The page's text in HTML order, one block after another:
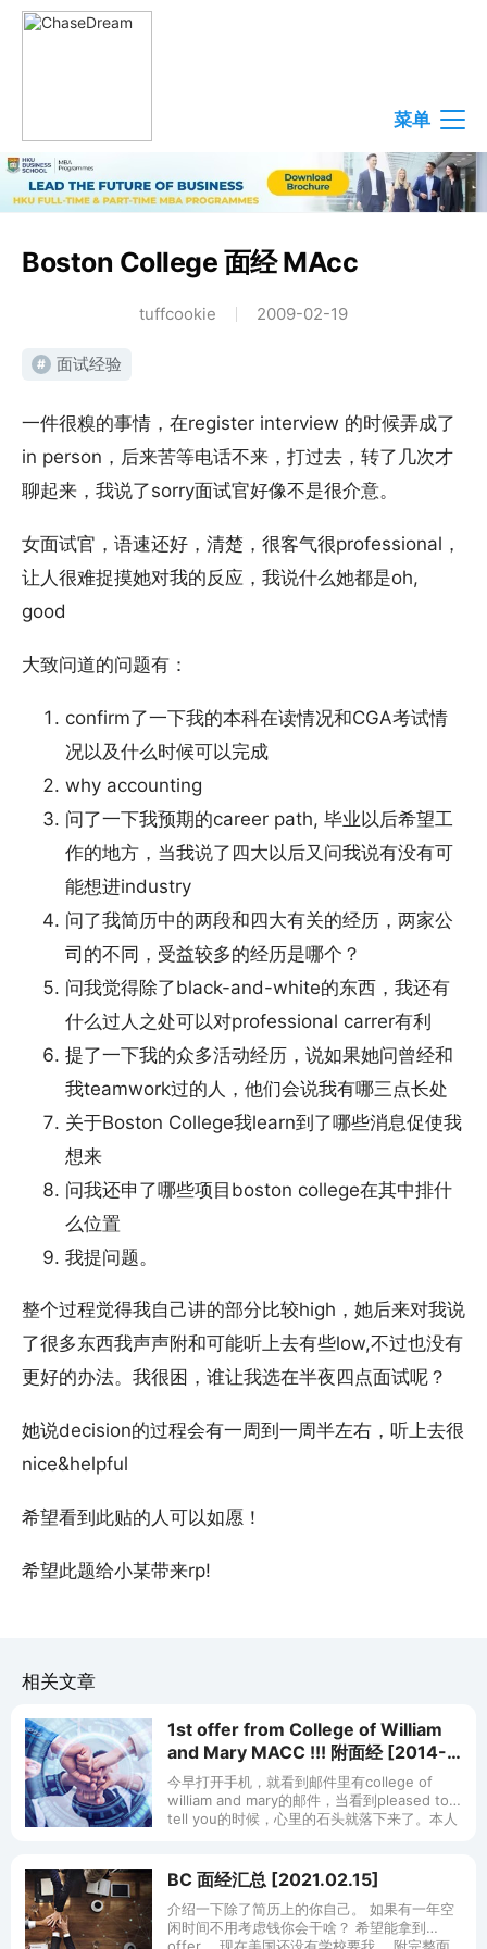
菜单
Boston College 面经 MAcc
tuffcookie 2009-02-19
# 面试经验
一件很糗的事情，在register interview 的时候弄成了
in person，后来苦等电话不来，打过去，转了几次才
聊起来，我说了sorry面试官好像不是很介意。
女面试官，语速还好，清楚，很客气很professional，
让人很难捉摸她对我的反应，我说什么她都是oh,
good
大致问道的问题有：
confirm了一下我的本科在读情况和CGA考试情
况以及什么时候可以完成
why accounting
问了一下我预期的career path, 毕业以后希望工
作的地方，当我说了四大以后又问我说有没有可
能想进industry
问了我简历中的两段和四大有关的经历，两家公
司的不同，受益较多的经历是哪个？
问我觉得除了black-and-white的东西，我还有
什么过人之处可以对professional carrer有利
提了一下我的众多活动经历，说如果她问曾经和
我teamwork过的人，他们会说我有哪三点长处
关于Boston College我learn到了哪些消息促使我
想来
问我还申了哪些项目boston college在其中排什
么位置
我提问题。
整个过程觉得我自己讲的部分比较high，她后来对我说
了很多东西我声声附和可能听上去有些low,不过也没有
更好的办法。我很困，谁让我选在半夜四点面试呢？
她说decision的过程会有一周到一周半左右，听上去很
nice&helpful
希望看到此贴的人可以如愿！
希望此题给小某带来rp!
相关文章
1st offer from College of William
and Mary MACC !!! 附面经 [2014-
02-06]
今早打开手机，就看到邮件里有college of
william and mary的邮件，当看到pleased to
tell you的时候，心里的石头就落下来了。本人
BC 面经汇总 [2021.02.15]
介绍一下除了简历上的你自己。 如果有一年空
闲时间不用考虑钱你会干啥？ 希望能拿到